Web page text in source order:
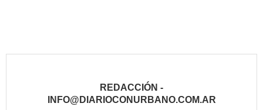
REDACCIÓN -
INFO@DIARIOCONURBANO.COM.AR